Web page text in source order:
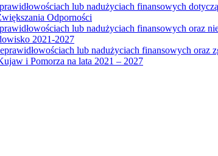
lub nadużyciach finansowych
Odporności
lub nadużyciach finansowych oraz
2021-2027
lub nadużyciach finansowych oraz
i Pomorza na lata 2021 – 2027